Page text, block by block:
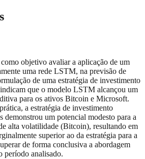
objetivo avaliar a aplicação de um
uma rede LSTM, na previsão de
de uma estratégia de investimento
que o modelo LSTM alcançou um
para os ativos Bitcoin e Microsoft.
a estratégia de investimento
demonstrou um potencial modesto para a
alta volatilidade (Bitcoin), resultando em
superior ao da estratégia para a
de forma conclusiva a abordagem
período analisado.